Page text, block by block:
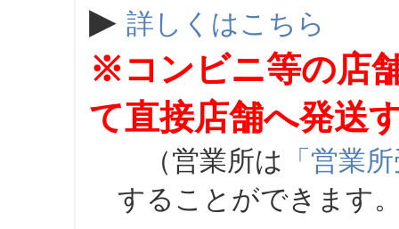
▶ 詳しくはこちら
※コンビニ等の店
て直接店舗へ発送
（営業所は 「営業
することができます